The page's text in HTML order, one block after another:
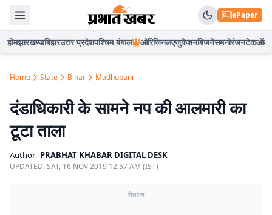
ePaper
होमझारखण्डबिहारउत्तर प्रदेशपश्चिम बंगाल ओरिजिनलएजुकेशनबिजनेसमनोरंजनटेकऑटो
Home State Bihar Madhubani
दंडाधिकारी के सामने नप की आलमारी का
टूटा ताला
Author PRABHAT KHABAR DIGITAL DESK
UPDATED:SAT, 16 NOV 2019 12:57 AM (IST)
विज्ञापन